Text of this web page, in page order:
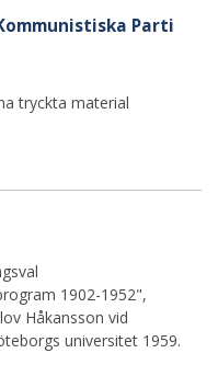
Parti
tryckta material
1902-1952",
Håkansson vid
universitet 1959.